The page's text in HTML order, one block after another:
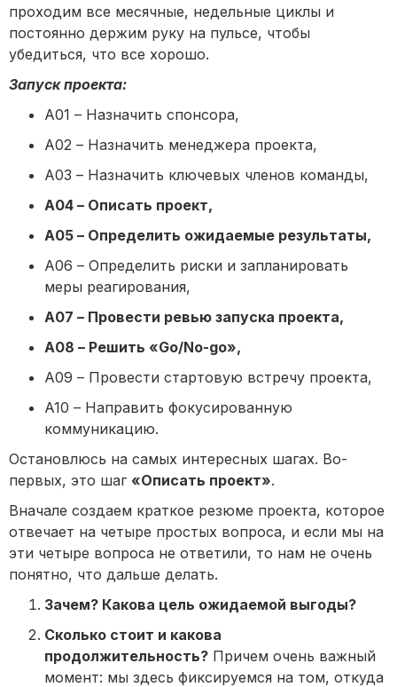
проходим все месячные, недельные циклы и
постоянно держим руку на пульсе, чтобы
убедиться, что все хорошо.
Запуск проекта:
A01 – Назначить спонсора,
A02 – Назначить менеджера проекта,
A03 – Назначить ключевых членов команды,
A04 – Описать проект,
A05 – Определить ожидаемые результаты,
A06 – Определить риски и запланировать
меры реагирования,
A07 – Провести ревью запуска проекта,
A08 – Решить «Go/No-go»,
A09 – Провести стартовую встречу проекта,
A10 – Направить фокусированную
коммуникацию.
Остановлюсь на самых интересных шагах. Во-
первых, это шаг «Описать проект».
Вначале создаем краткое резюме проекта, которое
отвечает на четыре простых вопроса, и если мы на
эти четыре вопроса не ответили, то нам не очень
понятно, что дальше делать.
Зачем? Какова цель ожидаемой выгоды?
Сколько стоит и какова
продолжительность? Причем очень важный
момент: мы здесь фиксируемся на том, откуда